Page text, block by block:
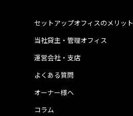
運営会社・支店
よくある質問
当社貸主・管理オフィス
オーナー様へ
コラム
セットアップオフィスのメリット